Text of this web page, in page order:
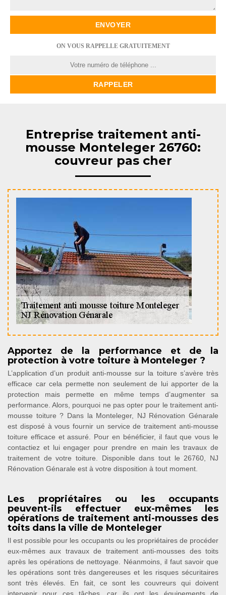
ON VOUS RAPPELLE GRATUITEMENT
Entreprise traitement anti-
mousse Monteleger 26760:
couvreur pas cher
Apportez de la performance et de la
protection à votre toiture à Monteleger ?
L’application d’un produit anti-mousse sur la toiture s’avère très
efficace car cela permette non seulement de lui apporter de la
protection mais permette en même temps d’augmenter sa
performance. Alors, pourquoi ne pas opter pour le traitement anti-
mousse toiture ? Dans la Monteleger, NJ Rénovation Génarale
est disposé à vous fournir un service de traitement anti-mousse
toiture efficace et assuré. Pour en bénéficier, il faut que vous le
contactiez et lui engager pour prendre en main les travaux de
traitement de votre toiture. Disponible dans tout le 26760, NJ
Rénovation Génarale est à votre disposition à tout moment.
Les propriétaires ou les occupants
peuvent-ils effectuer eux-mêmes les
opérations de traitement anti-mousses des
toits dans la ville de Monteleger
Il est possible pour les occupants ou les propriétaires de procéder
eux-mêmes aux travaux de traitement anti-mousses des toits
après les opérations de nettoyage. Néanmoins, il faut savoir que
les opérations sont très dangereuses et les risques sécuritaires
sont très élevés. En fait, ce sont les couvreurs qui doivent